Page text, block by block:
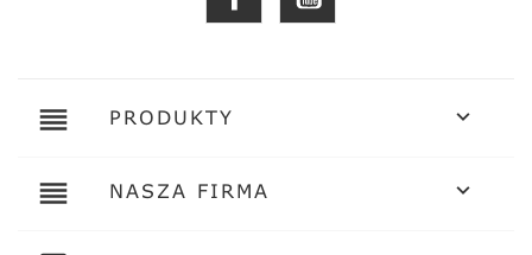
reorder PRODUKTY 
reorder NASZA FIRMA 